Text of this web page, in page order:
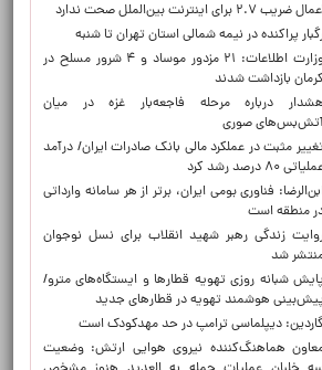
ضریب ۲.۷ برای اینترنت بین‌الملل صحت ندارد
پراکنده در نیمه شمالی استان تهران تا شنبه
وزارت اطلاعات: ۲۱ مزدور موساد و ۴ شرور مسلح در
بازداشت شدند
هشدار درباره مرحله فاجعه‌بار غزه در میان
صوری
تغییر مثبت در عملکرد مالی بانک صادرات ایران/ درآمد
۸۰ درصد رشد کرد
فناوری بومی ایران، برتر از هر سامانه وارداتی
منطقه است
زندگی رهبر شهید انقلاب برای نسل نوجوان
شد
پایش شبانه روزی تهویه قطارها و ایستگاه‌های مترو/
پیش‌بینی هوشمند تهویه در قطارهای جدید
دیپلماسی ترامپ در حد مهدکودک است
هماهنگ‌کننده نیروی هوایی ارتش: وضعیت